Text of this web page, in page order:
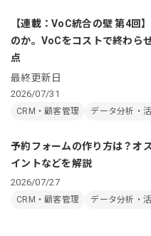
【連載：VoC統合の壁 第4回
のか。VoCをコストで終わら
点
最終更新日
2026/07/31
CRM・顧客管理 データ分析・
予約フォームの作り方は？オ
イントなどを解説
2026/07/27
CRM・顧客管理 データ分析・